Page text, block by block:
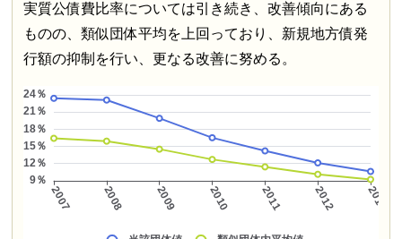
実質公債費比率については引き続き、改善傾向にある
ものの、類似団体平均を上回っており、新規地方債発
行額の抑制を行い、更なる改善に努める。